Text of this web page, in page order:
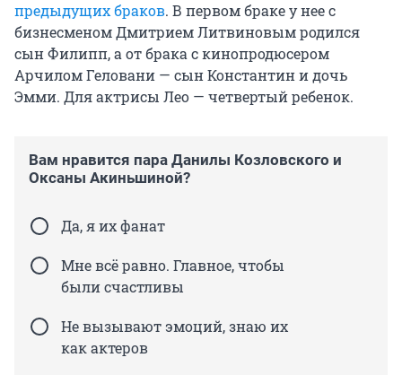
предыдущих браков. В первом браке у нее с
бизнесменом Дмитрием Литвиновым родился
сын Филипп, а от брака с кинопродюсером
Арчилом Геловани — сын Константин и дочь
Эмми. Для актрисы Лео — четвертый ребенок.
Вам нравится пара Данилы Козловского и
Оксаны Акиньшиной?
Да, я их фанат
Мне всё равно. Главное, чтобы
были счастливы
Не вызывают эмоций, знаю их
как актеров